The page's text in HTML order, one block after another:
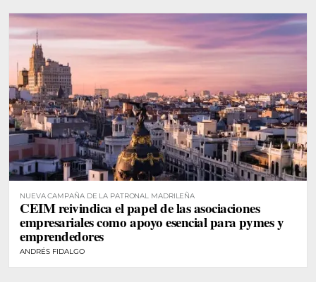
NUEVA CAMPAÑA DE LA PATRONAL MADRILEÑA
CEIM reivindica el papel de las asociaciones
empresariales como apoyo esencial para pymes y
emprendedores
ANDRÉS FIDALGO